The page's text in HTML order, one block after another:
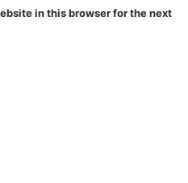
in this browser for the next